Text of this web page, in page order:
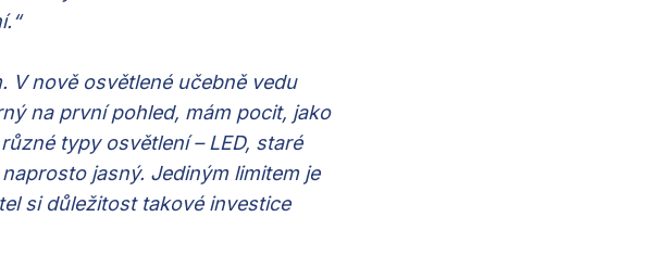
V nově osvětlené učebně vedu
na první pohled, mám pocit, jako
typy osvětlení – LED, staré
jasný. Jediným limitem je
si důležitost takové investice